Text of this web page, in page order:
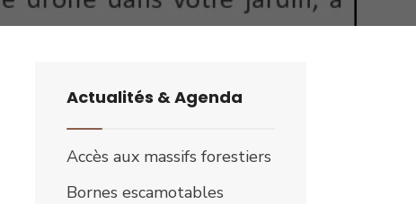
Actualités & Agenda
Accès aux massifs forestiers
Bornes escamotables